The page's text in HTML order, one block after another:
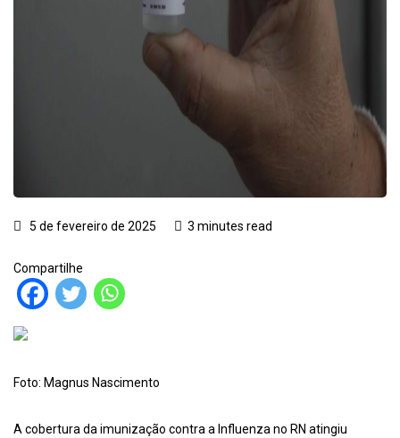
5 de fevereiro de 2025 3 minutes read
Compartilhe
Foto: Magnus Nascimento
A cobertura da imunização contra a Influenza no RN atingiu